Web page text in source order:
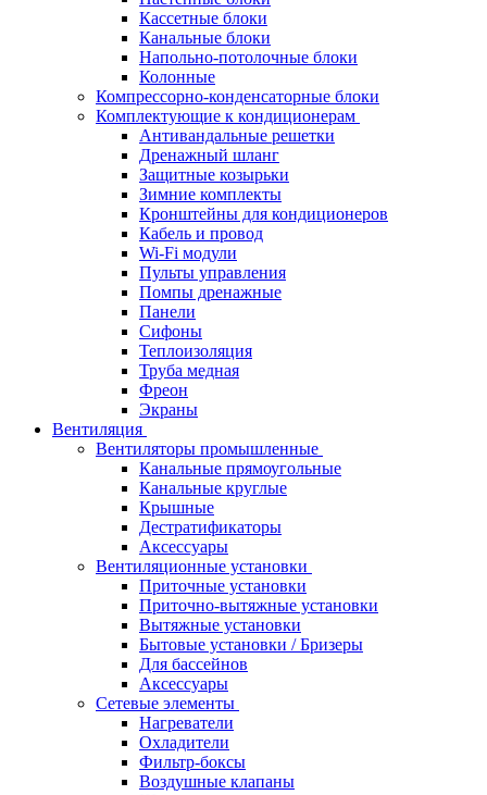
Кассетные блоки
Канальные блоки
Напольно-потолочные блоки
Колонные
Компрессорно-конденсаторные блоки
Комплектующие к кондиционерам
Антивандальные решетки
Дренажный шланг
Защитные козырьки
Зимние комплекты
Кронштейны для кондиционеров
Кабель и провод
Wi-Fi модули
Пульты управления
Помпы дренажные
Панели
Сифоны
Теплоизоляция
Труба медная
Фреон
Экраны
Вентиляция
Вентиляторы промышленные
Канальные прямоугольные
Канальные круглые
Крышные
Дестратификаторы
Аксессуары
Вентиляционные установки
Приточные установки
Приточно-вытяжные установки
Вытяжные установки
Бытовые установки / Бризеры
Для бассейнов
Аксессуары
Сетевые элементы
Нагреватели
Охладители
Фильтр-боксы
Воздушные клапаны